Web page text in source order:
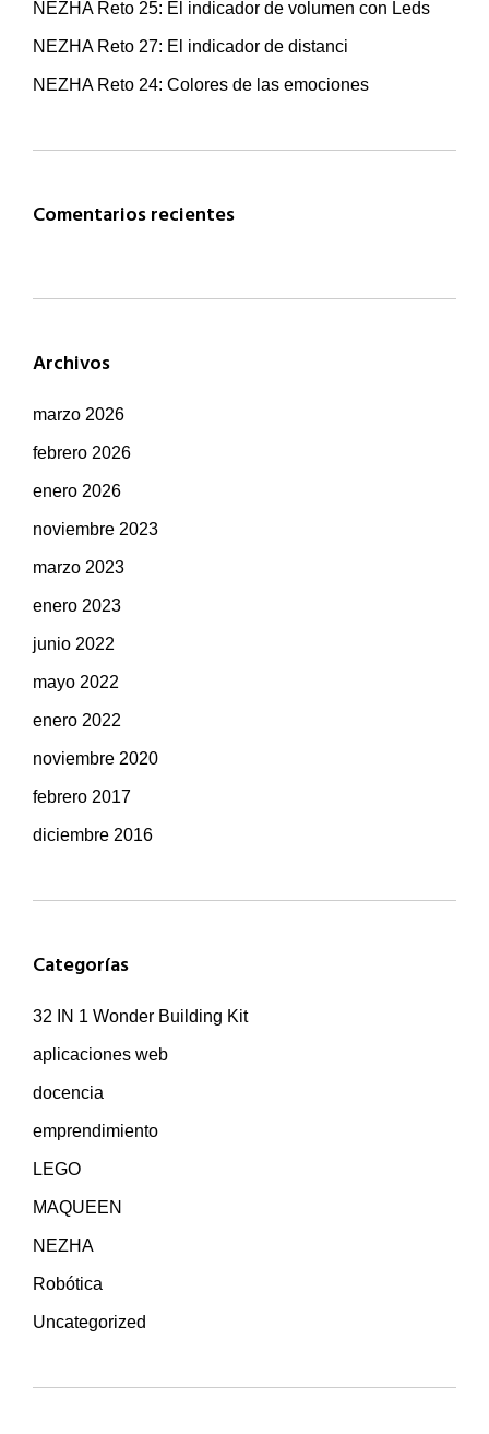
NEZHA Reto 25: El indicador de volumen con Leds
NEZHA Reto 27: El indicador de distanci
NEZHA Reto 24: Colores de las emociones
Comentarios recientes
Archivos
marzo 2026
febrero 2026
enero 2026
noviembre 2023
marzo 2023
enero 2023
junio 2022
mayo 2022
enero 2022
noviembre 2020
febrero 2017
diciembre 2016
Categorías
32 IN 1 Wonder Building Kit
aplicaciones web
docencia
emprendimiento
LEGO
MAQUEEN
NEZHA
Robótica
Uncategorized